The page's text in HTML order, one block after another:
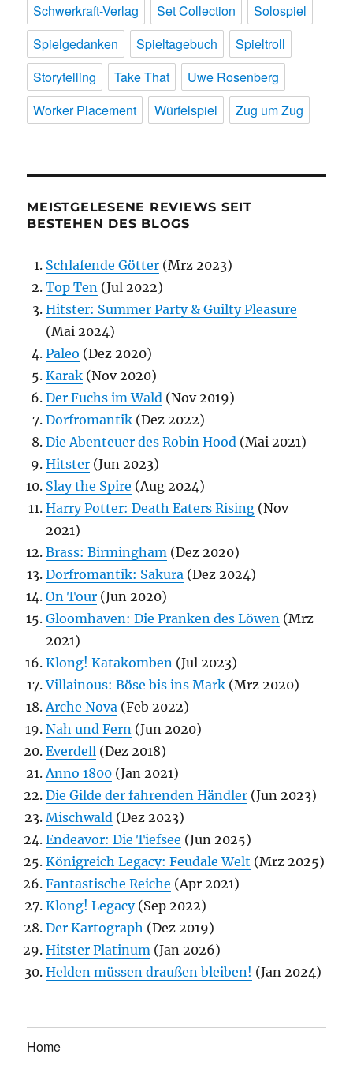
Schwerkraft-Verlag
Set Collection
Solospiel
Spielgedanken
Spieltagebuch
Spieltroll
Storytelling
Take That
Uwe Rosenberg
Worker Placement
Würfelspiel Zug um Zug
MEISTGELESENE REVIEWS SEIT
BESTEHEN DES BLOGS
Schlafende Götter (Mrz 2023)
Top Ten (Jul 2022)
Hitster: Summer Party & Guilty Pleasure
(Mai 2024)
Paleo (Dez 2020)
Karak (Nov 2020)
Der Fuchs im Wald (Nov 2019)
Dorfromantik (Dez 2022)
Die Abenteuer des Robin Hood (Mai 2021)
Hitster (Jun 2023)
Slay the Spire (Aug 2024)
Harry Potter: Death Eaters Rising (Nov
2021)
Brass: Birmingham (Dez 2020)
Dorfromantik: Sakura (Dez 2024)
On Tour (Jun 2020)
Gloomhaven: Die Pranken des Löwen (Mrz
2021)
Klong! Katakomben (Jul 2023)
Villainous: Böse bis ins Mark (Mrz 2020)
Arche Nova (Feb 2022)
Nah und Fern (Jun 2020)
Everdell (Dez 2018)
Anno 1800 (Jan 2021)
Die Gilde der fahrenden Händler (Jun 2023)
Mischwald (Dez 2023)
Endeavor: Die Tiefsee (Jun 2025)
Königreich Legacy: Feudale Welt (Mrz 2025)
Fantastische Reiche (Apr 2021)
Klong! Legacy(Sep 2022)
Der Kartograph (Dez 2019)
Hitster Platinum (Jan 2026)
Helden müssen draußen bleiben! (Jan 2024)
Home